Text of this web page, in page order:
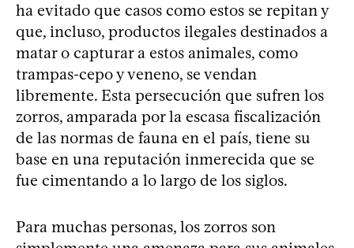
ha evitado que casos como estos se repitan y
que, incluso, productos ilegales destinados a
matar o capturar a estos animales, como
trampas-cepo y veneno, se vendan
libremente. Esta persecución que sufren los
zorros, amparada por la escasa fiscalización
de las normas de fauna en el país, tiene su
base en una reputación inmerecida que se
fue cimentando a lo largo de los siglos.
Para muchas personas, los zorros son